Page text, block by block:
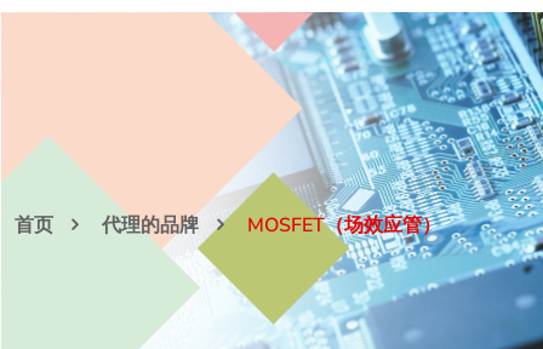
首页 代理的品牌 MOSFET（场效应管）